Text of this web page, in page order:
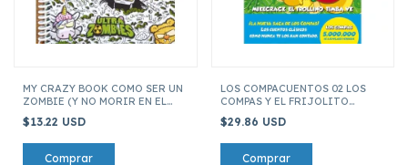
MY CRAZY BOOK COMO SER UN
ZOMBIE (Y NO MORIR EN EL
$13.22 USD
LOS COMPACUENTOS 02 LOS
COMPAS Y EL FRIJOLITO
$29.86 USD